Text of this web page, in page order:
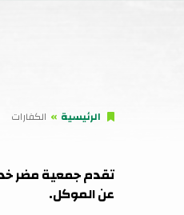
الرئيسية الكفارات
تقدم جمعية مضر
عن الموكل.